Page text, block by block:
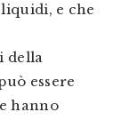
e che
della
essere
hanno